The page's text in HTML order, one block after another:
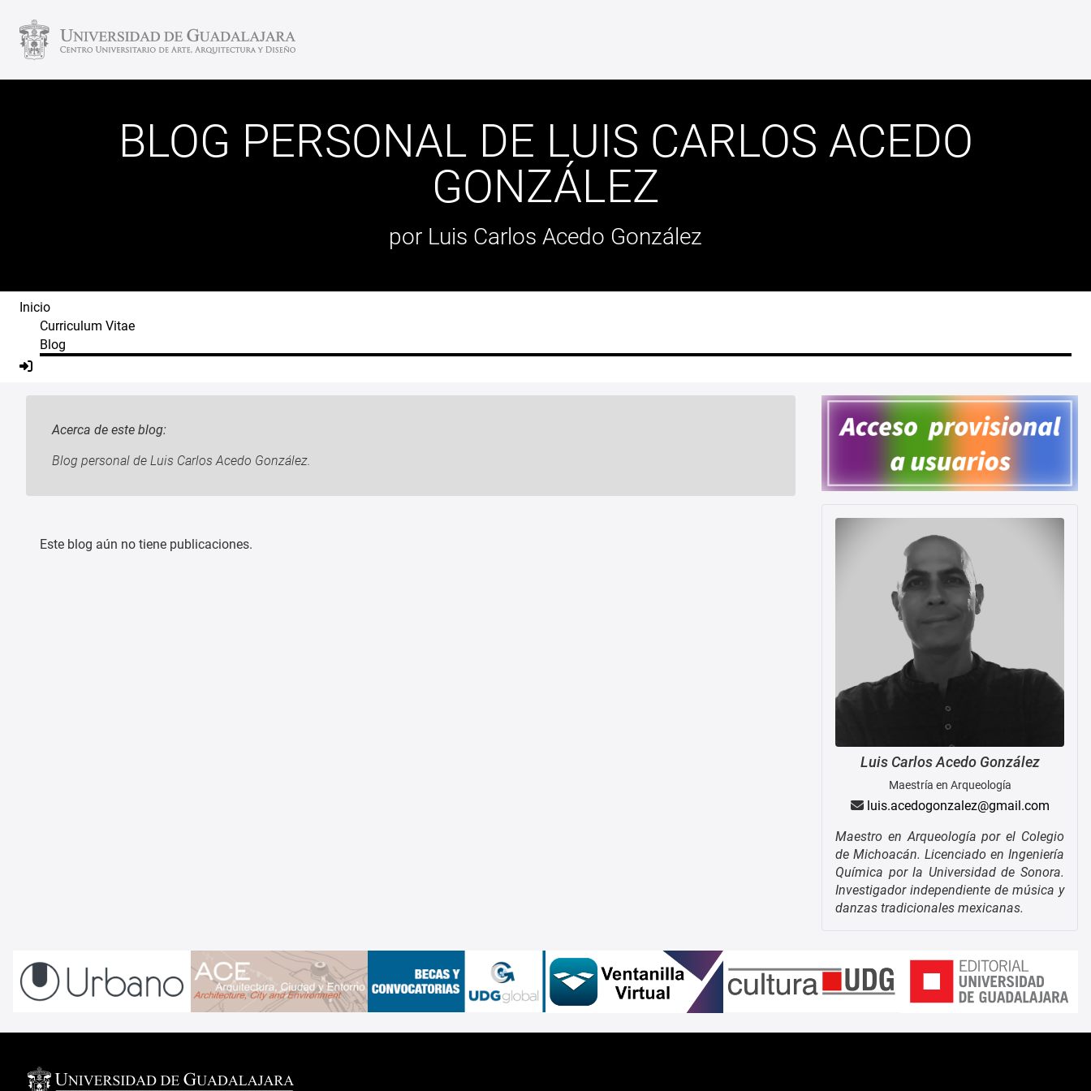
BLOG PERSONAL DE LUIS CARLOS ACEDO
GONZÁLEZ
por Luis Carlos Acedo González
Inicio
Curriculum Vitae
Blog
Acerca de este blog:
Blog personal de Luis Carlos Acedo González.
Este blog aún no tiene publicaciones.
Luis Carlos Acedo González
Maestría en Arqueología
luis.acedogonzalez@gmail.com
Maestro en Arqueología por el Colegio
de Michoacán. Licenciado en Ingeniería
Química por la Universidad de Sonora.
Investigador independiente de música y
danzas tradicionales mexicanas.